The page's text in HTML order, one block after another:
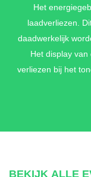
INTERIEUR
MET
geheugenfunctie
met
Voorstoelen met
Het
laadverliezen.
daadwerkelijk
Het display
verliezen bij het
BEKIJK ALLE